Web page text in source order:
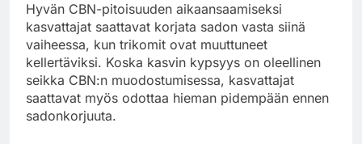
Hyvän CBN-pitoisuuden aikaansaamiseksi
kasvattajat saattavat korjata sadon vasta siinä
vaiheessa, kun trikomit ovat muuttuneet
kellertäviksi. Koska kasvin kypsyys on oleellinen
seikka CBN:n muodostumisessa, kasvattajat
saattavat myös odottaa hieman pidempään ennen
sadonkorjuuta.